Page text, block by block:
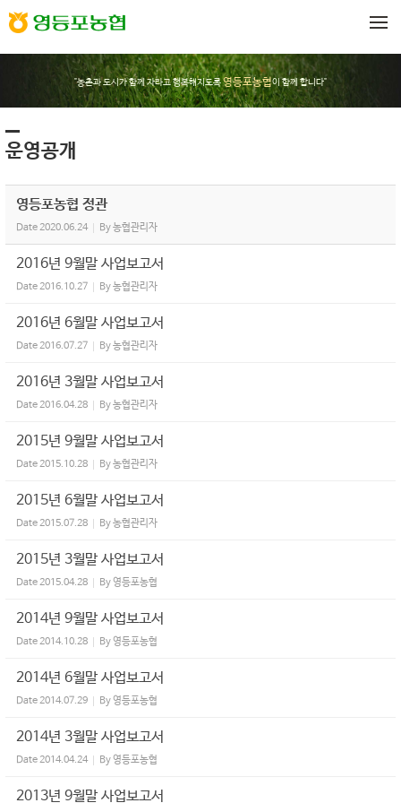
"농촌과 도시가 함께 자라고 행복해지도록영등포농협이 함께 합니다"
운영공개
영등포농협 정관
Date2020.06.24 By농협관리자
2016년 9월말 사업보고서
Date2016.10.27 By농협관리자
2016년 6월말 사업보고서
Date2016.07.27 By농협관리자
2016년 3월말 사업보고서
Date2016.04.28 By농협관리자
2015년 9월말 사업보고서
Date2015.10.28 By농협관리자
2015년 6월말 사업보고서
Date2015.07.28 By농협관리자
2015년 3월말 사업보고서
Date2015.04.28 By영등포농협
2014년 9월말 사업보고서
Date2014.10.28 By영등포농협
2014년 6월말 사업보고서
Date2014.07.29 By영등포농협
2014년 3월말 사업보고서
Date2014.04.24 By영등포농협
2013년 9월말 사업보고서